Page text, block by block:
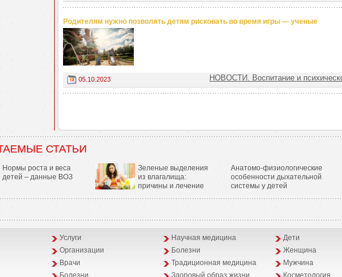
Родителям нужно позволять детям рисковать во время игры — ученые
05.10.2023 НОВОСТИ. Воспитание и
СТАТЬИ
Нормы роста и веса
детей – данные ВОЗ
Зеленые выделения
из влагалища:
причины и лечение
Анатомо-физиологические
особенности дыхательной
системы у детей
Услуги Научная медицина Дети
Организации Болезни Женщина
Врачи Традиционная медицина Мужчина